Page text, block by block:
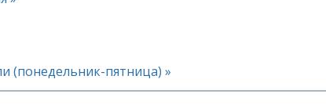
(понедельник-пятница) »